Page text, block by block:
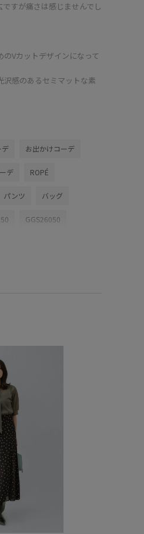
すが痛さは感じませんでし
Vカットデザインになって
沢感のあるセミマットな素
デ お出かけコーデ
デ ROPÉ
パンツ バッグ
GGS26050
なめらか
カジュアルすぎない
キャンバス
くい
スッキリ見え
アップ
ーで活躍